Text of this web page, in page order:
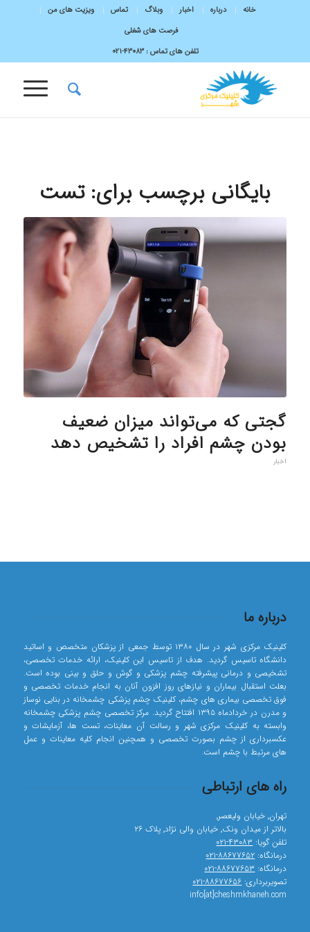
خانه درباره اخبار وبلاگ تماس
ویزیت های من
فرصت های شغلی
تلفن های تماس :43083-۰۲۱
بایگانی برچسب برای:تست
گجتی که می‌تواند میزان ضعیف
بودن چشم افراد را تشخیص دهد
اخبار
درباره ما
کلینیک مرکزی شهر در سال ۱۳۸۰ توسط جمعی از پزشکان متخصص و اساتید
دانشگاه تاسیس گردید. هدف از تاسیس این کلینیک، ارائه خدمات تخصصی،
تشخیصی و درمانی پیشرفته چشم پزشکی و گوش و حلق و بینی بوده است.
بعلت استقبال بیماران و نیازهای روز افزون آنان به انجام خدمات تخصصی و
فوق تخصصی بیماری های چشم، کلینیک چشم پزشکی چشمخانه در بنایی نوساز
و مدرن در خردادماه ۱۳۹۵ افتتاح گردید. مرکز تخصصی چشم پزشکی چشمخانه
وابسته به کلینیک مرکزی شهر و رسالت آن معاینات، تست ها، آزمایشات و
عکسبرداری از چشم بصورت تخصصی و همچنین انجام کلیه معاینات و عمل
های مرتبط با چشم است.
راه های ارتباطی
تهران٬ خیابان ولیعصر٬
بالاتر از میدان ونک٬ خیابان والی نژاد٬ پلاک ۲۶
تلفن گویا:۴۳۰۸۳-۰۲۱
درمانگاه:۸۸۶۷۷۶۵۲-۰۲۱
درمانگاه:۸۸۶۷۷۶۵۳-۰۲۱
تصویربرداری:۸۸۶۷۷۶۵۶-۰۲۱
info[at]cheshmkhaneh.com